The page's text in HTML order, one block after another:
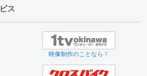
ス
映像制作のことなら！